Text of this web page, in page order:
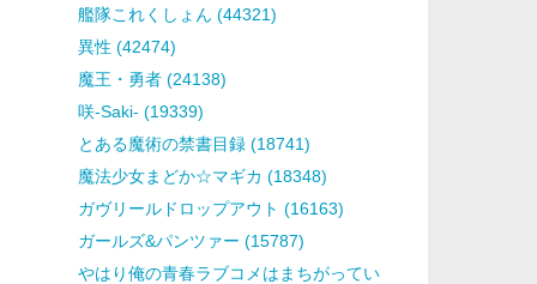
艦隊これくしょん (44321)
異性 (42474)
魔王・勇者 (24138)
咲-Saki- (19339)
とある魔術の禁書目録 (18741)
魔法少女まどか☆マギカ (18348)
ガヴリールドロップアウト (16163)
ガールズ&パンツァー (15787)
やはり俺の青春ラブコメはまちがってい